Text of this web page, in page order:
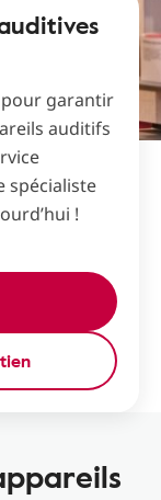
garantir
auditifs
spécialiste
!